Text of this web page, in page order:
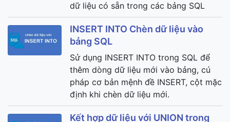
dữ liệu có sẵn trong các bảng SQL
INSERT INTO Chèn dữ liệu vào
bảng SQL
Sử dụng INSERT INTO trong SQL để
thêm dòng dữ liệu mới vào bảng, cú
pháp cơ bản mệnh đề INSERT, cột mặc
định khi chèn dữ liệu mới.
Kết hợp dữ liệu với UNION trong